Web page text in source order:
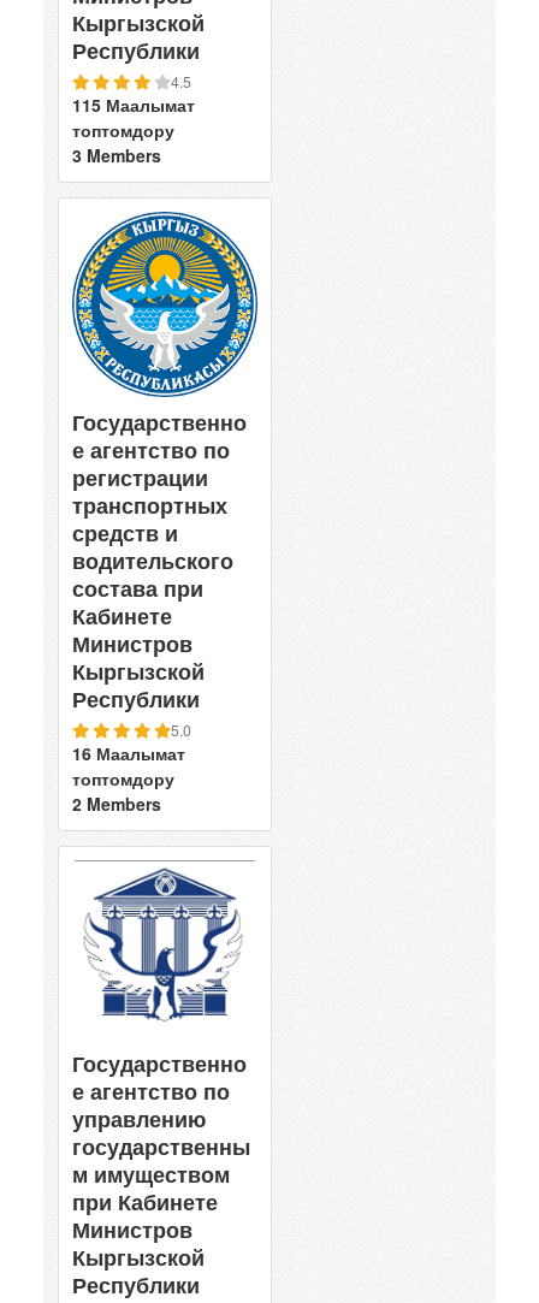
Кыргызской
Республики
4.5
115 Маалымат
топтомдору
3 Members
Государственно
е агентство по
регистрации
транспортных
средств и
водительского
состава при
Кабинете
Министров
Кыргызской
Республики
5.0
16 Маалымат
топтомдору
2 Members
Государственно
е агентство по
управлению
государственны
м имуществом
при Кабинете
Министров
Кыргызской
Республики